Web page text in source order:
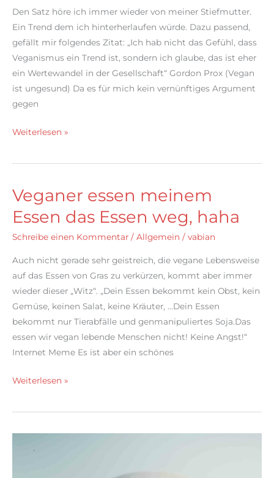
Den Satz höre ich immer wieder von meiner Stiefmutter.
Ein Trend dem ich hinterherlaufen würde. Dazu passend,
gefällt mir folgendes Zitat: „Ich hab nicht das Gefühl, dass
Veganismus ein Trend ist, sondern ich glaube, das ist eher
ein Wertewandel in der Gesellschaft“ Gordon Prox (Vegan
ist ungesund) Da es für mich kein vernünftiges Argument
gegen
„Vegan,
ist
nur
Trend“
Weiterlesen »
Veganer essen meinem
Essen das Essen weg, haha
Schreibe einen Kommentar / Allgemein / vabian
Auch nicht gerade sehr geistreich, die vegane Lebensweise
auf das Essen von Gras zu verkürzen, kommt aber immer
wieder dieser „Witz“. „Dein Essen bekommt kein Obst, kein
Gemüse, keinen Salat, keine Kräuter, …Dein Essen
bekommt nur Tierabfälle und genmanipuliertes Soja.Das
essen wir vegan lebende Menschen nicht! Keine Angst!“
Internet Meme Es ist aber ein schönes
Veganer
meinem
Weiterlesen »